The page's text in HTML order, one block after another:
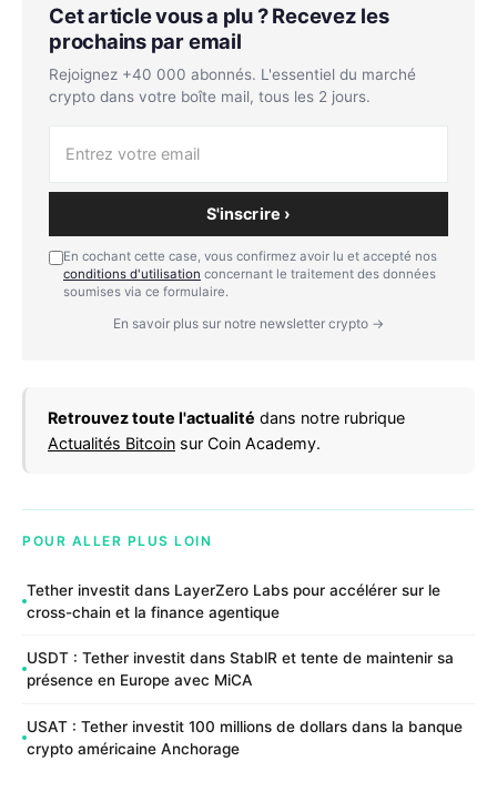
Cet article vous a plu ? Recevez les
prochains par email
Rejoignez +40 000 abonnés. L'essentiel du marché
crypto dans votre boîte mail, tous les 2 jours.
S'inscrire ›
En cochant cette case, vous confirmez avoir lu et accepté nos
conditions d'utilisation concernant le traitement des données
soumises via ce formulaire.
En savoir plus sur notre newsletter crypto →
Retrouvez toute l'actualité dans notre rubrique
Actualités Bitcoin sur Coin Academy.
POUR ALLER PLUS LOIN
Tether investit dans LayerZero Labs pour accélérer sur le
cross-chain et la finance agentique
USDT : Tether investit dans StablR et tente de maintenir sa
présence en Europe avec MiCA
USAT : Tether investit 100 millions de dollars dans la banque
crypto américaine Anchorage